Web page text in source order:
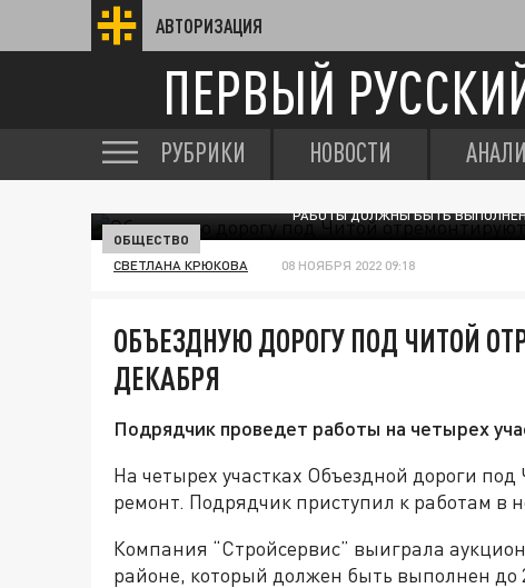
АВТОРИЗАЦИЯ
ПЕРВЫЙ
РУБРИКИ НОВОСТИ
РАБОТЫ ДОЛЖНЫ БЫТЬ ВЫПОЛНЕНЫ
ОБЩЕСТВО
СВЕТЛАНА КРЮКОВА 08 НОЯБРЯ 2022 09:18
ОБЪЕЗДНУЮ ДОРОГУ ПОД ЧИТОЙ
ДЕКАБРЯ
Подрядчик проведет работы на четырех
На четырех участках Объездной дороги
ремонт. Подрядчик приступил к работам в
Компания “Стройсервис” выиграла
районе, который должен быть выполнен до